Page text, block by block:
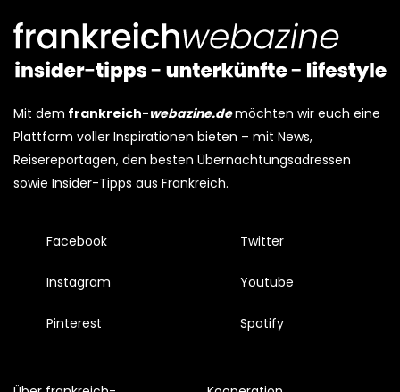
Mit dem frankreich-webazine.demöchten wir euch eine
Plattform voller Inspirationen bieten – mit News,
Reisereportagen, den besten Übernachtungsadressen
sowie Insider-Tipps aus Frankreich.
Facebook
Instagram
Pinterest
Twitter
Youtube
Spotify